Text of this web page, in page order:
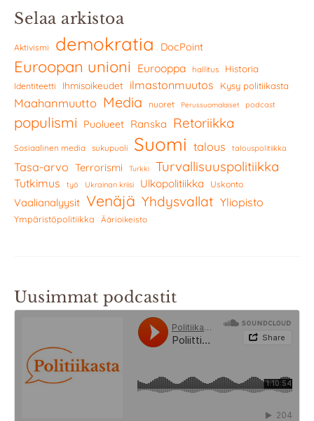
Selaa arkistoa
Aktivismi demokratia DocPoint
Euroopan unioni Eurooppa hallitus Historia
Identiteetti Ihmisoikeudet ilmastonmuutos Kysy politiikasta
Maahanmuutto Media nuoret Perussuomalaiset podcast
populismi Puolueet Ranska Retoriikka
Sosiaalinen media sukupuoli Suomi talous talouspolitiikka
Tasa-arvo Terrorismi Turkki Turvallisuuspolitiikka
Tutkimus työ Ukrainan kriisi Ulkopolitiikka Uskonto
Vaalianalyysit Venäjä Yhdysvallat Yliopisto
Ympäristöpolitiikka Äärioikeisto
Uusimmat podcastit